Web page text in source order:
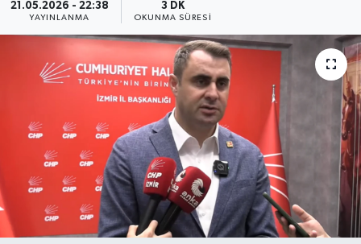
21.05.2026 - 22:38
YAYINLANMA
3 DK
OKUNMA SÜRESI